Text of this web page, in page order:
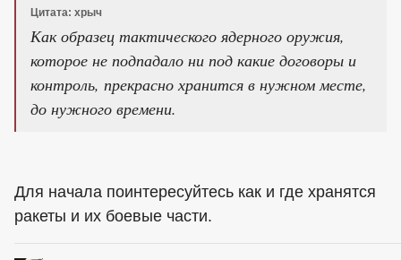
Цитата: хрыч
Как образец тактического ядерного оружия,
которое не подпадало ни под какие договоры и
контроль, прекрасно хранится в нужном месте,
до нужного времени.
Для начала поинтересуйтесь как и где хранятся
ракеты и их боевые части.